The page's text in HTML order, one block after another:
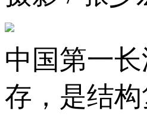
中国第一
存，是结